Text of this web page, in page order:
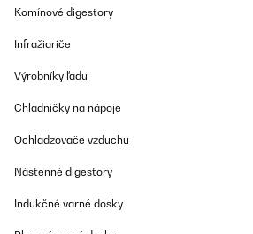
Komínové digestory
Infražiariče
Výrobníky ľadu
Chladničky na nápoje
Ochladzovače vzduchu
Nástenné digestory
Indukčné varné dosky